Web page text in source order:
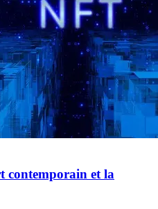
contemporain et la